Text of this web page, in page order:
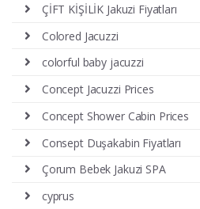
ÇİFT KİŞİLİK Jakuzi Fiyatları
Colored Jacuzzi
colorful baby jacuzzi
Concept Jacuzzi Prices
Concept Shower Cabin Prices
Consept Duşakabin Fiyatları
Çorum Bebek Jakuzi SPA
cyprus